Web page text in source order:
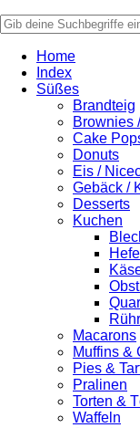
Home
Index
Süßes
Brandteig
Brownies
Cake
Donuts
Eis /
Gebäck /
Desserts
Kuchen
Macarons
Muffins &
Pies &
Pralinen
Torten &
Waffeln